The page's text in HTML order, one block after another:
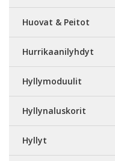
Huovat & Peitot
Hurrikaanilyhdyt
Hyllymoduulit
Hyllynaluskorit
Hyllyt